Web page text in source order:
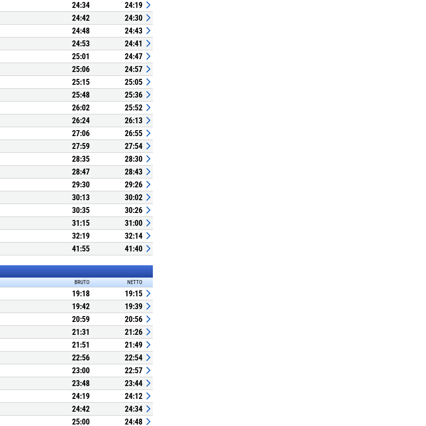
24:34
24:19
24:42
24:30
24:48
24:43
24:53
24:41
25:01
24:47
25:06
24:57
25:15
25:05
25:48
25:36
26:02
25:52
26:24
26:13
27:06
26:55
27:59
27:54
28:35
28:30
28:47
28:43
29:30
29:26
30:13
30:02
30:35
30:26
31:15
31:00
32:19
32:14
41:55 41:40
BRUTO NETTO
19:18
19:15
19:42
19:39
20:59
20:56
21:31
21:26
21:51
21:49
22:56
22:54
23:00
22:57
23:48
23:44
24:19
24:12
24:42
24:34
25:00 24:48